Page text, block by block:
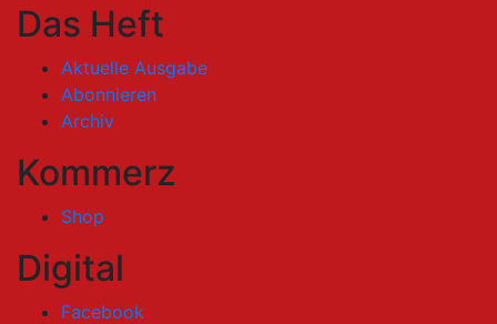
Das Heft
Aktuelle Ausgabe
Abonnieren
Archiv
Kommerz
Shop
Digital
Facebook